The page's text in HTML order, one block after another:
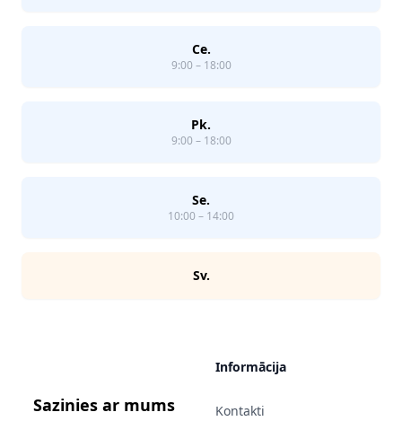
Ce.
9:00 – 18:00
Pk.
9:00 – 18:00
Se.
10:00 – 14:00
Sv.
Sazinies ar mums
Informācija
Kontakti